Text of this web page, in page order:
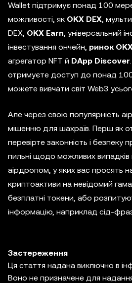
Wallet підтримує понад 100
можливості, як OKX DEX,
DEX, OKX Earn, універсальний
інвестування ончейн, ринок
агрегатор NFT й DApp Discover
отримуєте доступ до понад
можете вивчати світ Web3
Але через свою популярність
мішенню для шахраїв. Перш як
перевірте законність і безпеку
пильні щодо можливих
аірдропом, у яких вас просять
криптоактиви на невідомий
безплатні токени, або
інформацію, наприклад сід-
Застереження
Ця стаття надана виключно в
Воно не призначене для надання